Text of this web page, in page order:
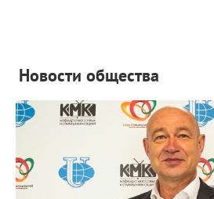
Новости общества